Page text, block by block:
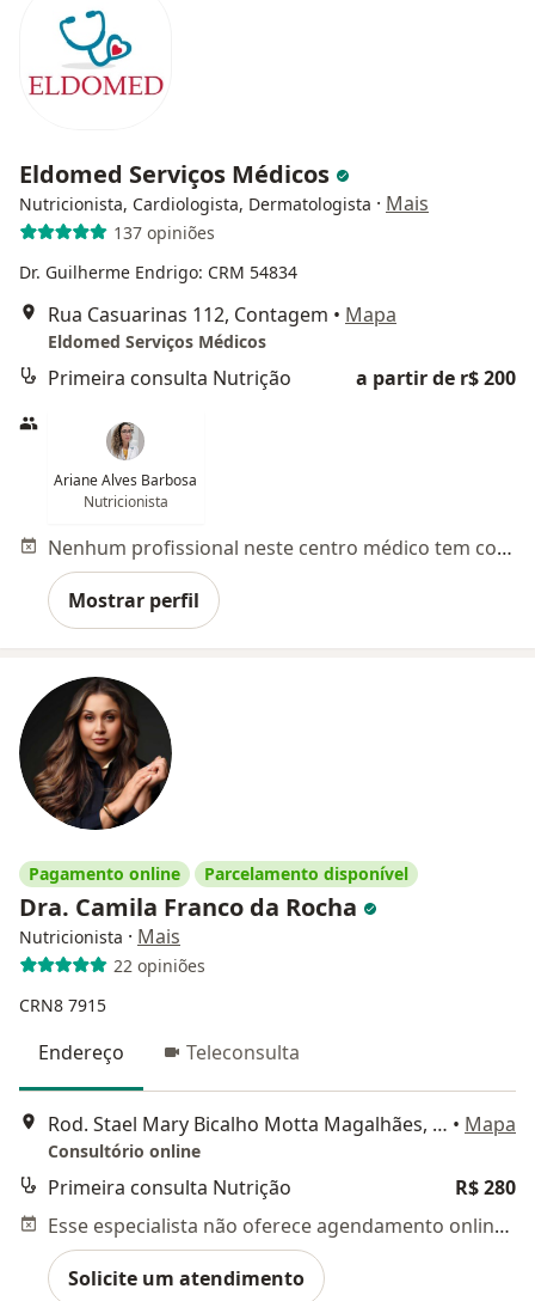
Eldomed Serviços Médicos
Nutricionista, Cardiologista, Dermatologista · Mais
137 opiniões
Dr. Guilherme Endrigo: CRM 54834
Rua Casuarinas 112, Contagem • Mapa
Eldomed Serviços Médicos
Primeira consulta Nutrição a partir de r$ 200
Ariane Alves Barbosa
Nutricionista
Nenhum profissional neste centro médico tem consultas disponíveis
Mostrar perfil
Pagamento online Parcelamento disponível
Dra. Camila Franco da Rocha
Nutricionista · Mais
22 opiniões
CRN8 7915
Endereço Teleconsulta
Rod. Stael Mary Bicalho Motta Magalhães, 421, Belo Horizonte • Mapa
Consultório online
Primeira consulta Nutrição
R$ 280
Esse especialista não oferece agendamento online para esse endereço.
Solicite um atendimento